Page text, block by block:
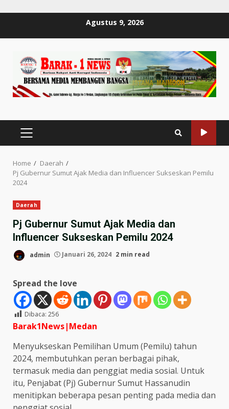
Agustus 9, 2026
PRIMARY
MENU
Home
Daerah
Pj Gubernur Sumut Ajak Media dan Influencer Sukseskan Pemilu
2024
Daerah
Pj Gubernur Sumut Ajak Media dan
Influencer Sukseskan Pemilu 2024
admin Januari 26, 2024 2 min read
Spread the love
Dibaca: 256
Barak1News|Medan
Menyukseskan Pemilihan Umum (Pemilu) tahun
2024, membutuhkan peran berbagai pihak,
termasuk media dan penggiat media sosial. Untuk
itu, Penjabat (Pj) Gubernur Sumut Hassanudin
menitipkan beberapa pesan penting pada media dan